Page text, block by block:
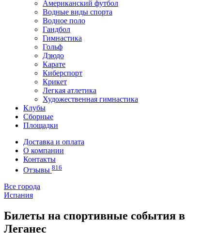
Американский футбол
Водные виды спорта
Водное поло
Гандбол
Гимнастика
Гольф
Дзюдо
Карате
Киберспорт
Крикет
Легкая атлетика
Художественная гимнастика
Клубы
Сборные
Площадки
Доставка и оплата
О компании
Контакты
Отзывы 816
Все города
Испания
Билеты на спортивные события в
Леганес